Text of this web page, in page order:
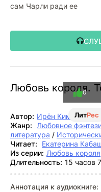
сам Чарли ради ее
Любовь короля.
ЛитРес
0
Автор: Ирён Ким
Жанр:
Любовное
литература /
Читает:
Екатерина
Из серии: Любовь короля
Длительность: 15 часов
Аннотация к аудиокниге: